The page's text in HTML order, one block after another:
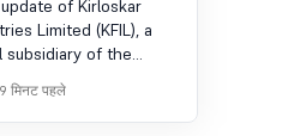
of Kirloskar
Limited (KFIL), a
subsidiary of the
अनुरोध है कि इसे अपने
मिनट पहले